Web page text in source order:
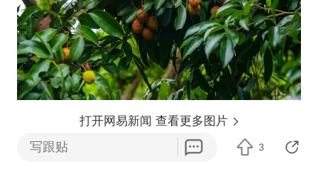
打开网易新闻 查看更多图片
写跟贴 3